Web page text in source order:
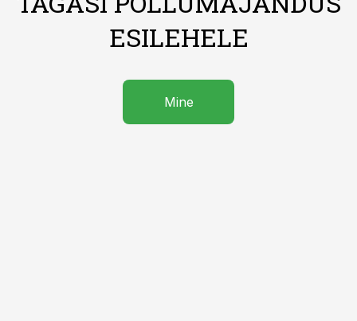
ESILEHELE
Mine